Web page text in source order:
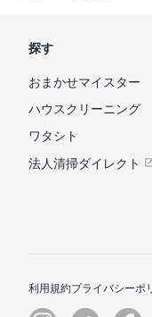
探す
おまかせマイスター
ハウスクリーニング
ワタシト
法人清掃ダイレクト
利用規約プライバシーポ